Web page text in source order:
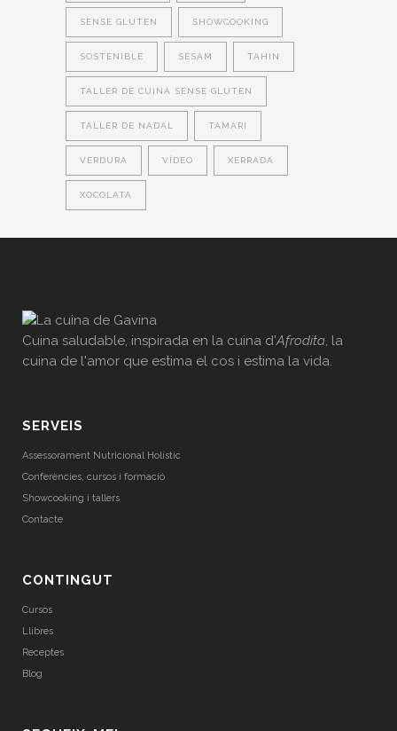
SENSE GLUTEN SHOWCOOKING
SOSTENIBLE SÈSAM TAHIN
TALLER DE CUINA SENSE GLUTEN
TALLER DE NADAL TAMARI
VERDURA VÍDEO XERRADA
XOCOLATA
Cuina saludable, inspirada en la cuina d'Afrodita, la
cuina de l'amor que estima el cos i estima la vida.
SERVEIS
Assessorament Nutricional Holístic
Conferències, cursos i formació
Showcooking i tallers
Contacte
CONTINGUT
Cursos
Llibres
Receptes
Blog